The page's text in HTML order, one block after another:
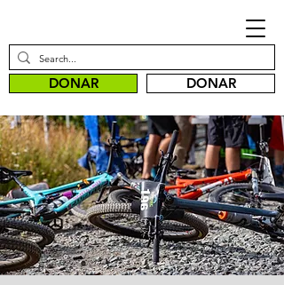
DONAR DONAR